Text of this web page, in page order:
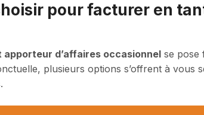
pour facturer en
d’affaires occasionnel se pose
plusieurs options s’offrent à vous